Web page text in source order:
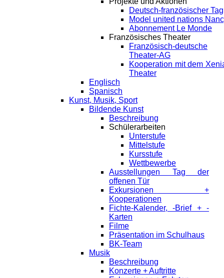
Deutsch-französischer Tag
Model united nations
Abonnement Le Monde
Französisches Theater
Französisch-deutsche
Theater-AG
Kooperation mit dem
Theater
Englisch
Spanisch
Kunst, Musik, Sport
Bildende Kunst
Beschreibung
Schülerarbeiten
Unterstufe
Mittelstufe
Kursstufe
Wettbewerbe
Ausstellungen Tag der
offenen Tür
Exkursionen +
Kooperationen
Fichte-Kalender, -Brief + -
Karten
Filme
Präsentation im Schulhaus
BK-Team
Musik
Beschreibung
Konzerte + Auftritte